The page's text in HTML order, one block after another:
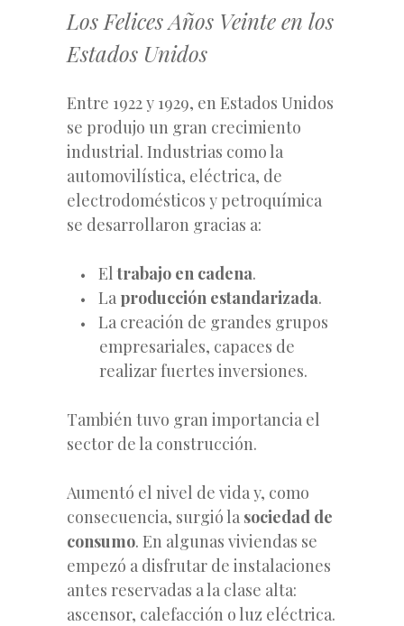
Los Felices Años Veinte en los
Estados Unidos
Entre 1922 y 1929, en Estados Unidos
se produjo un gran crecimiento
industrial. Industrias como la
automovilística, eléctrica, de
electrodomésticos y petroquímica
se desarrollaron gracias a:
Eltrabajo en cadena.
La producción estandarizada.
La creación de grandes grupos
empresariales, capaces de
realizar fuertes inversiones.
También tuvo gran importancia el
sector de la construcción.
Aumentó el nivel de vida y, como
consecuencia, surgió la sociedad de
consumo. En algunas viviendas se
empezó a disfrutar de instalaciones
antes reservadas a la clase alta:
ascensor, calefacción o luz eléctrica.